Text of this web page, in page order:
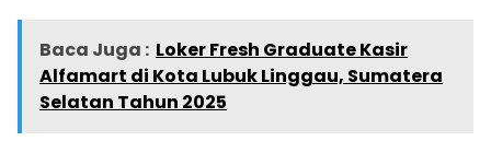
Baca Juga : Loker Fresh Graduate Kasir
Alfamart di Kota Lubuk Linggau, Sumatera
Selatan Tahun 2025